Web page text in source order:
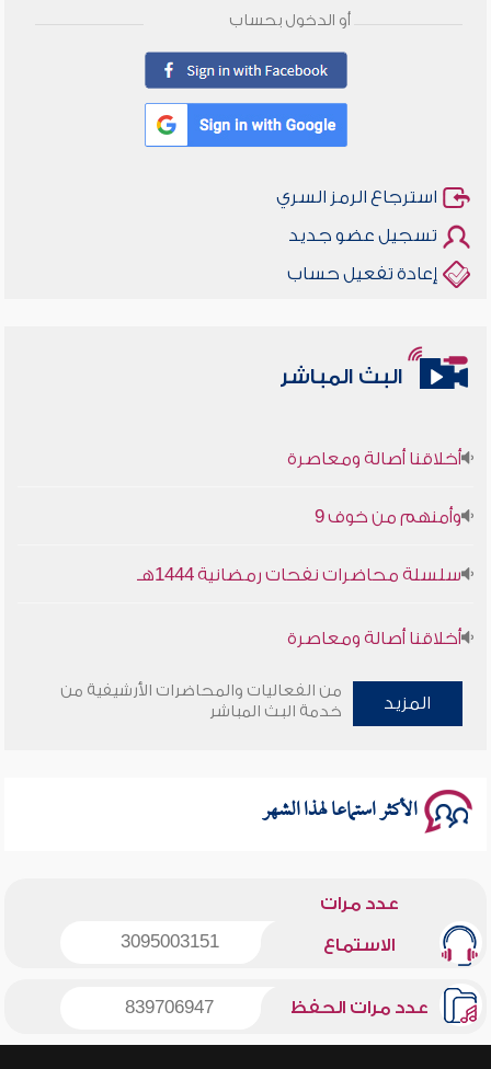
أو الدخول بحساب
استرجاع الرمز السري
تسجيل عضو جديد
إعادة تفعيل حساب
البث المباشر
أخلاقنا أصالة ومعاصرة
وأمنهم من خوف 9
أخلاقنا أصالة ومعاصرة
وأمنهم من خوف 9
المزيد
من الفعاليات والمحاضرات الأرشيفية من
خدمة البث المباشر
الأكثر استماعا لهذا الشهر
عدد مرات
الاستماع 3095003151
عدد مرات الحفظ 839706947